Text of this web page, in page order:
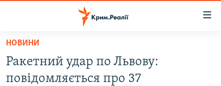
Перейти
основного
матеріалу
НОВИНИ
Ракетний удар по Львову:
повідомляється про 37